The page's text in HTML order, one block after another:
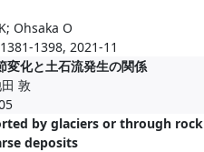
Ohsaka O
1398, 2021-11
変化と土石流発生の関係
敦
by glaciers or through
deposits